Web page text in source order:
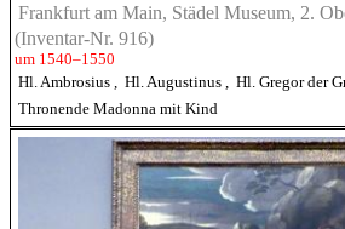
Frankfurt am Main, Städel Museum, 2.
(Inventar-Nr. 916)
um 1540–1550
Hl. Ambrosius
Hl. Augustinus Hl. Gregor der
Thronende Madonna mit Kind